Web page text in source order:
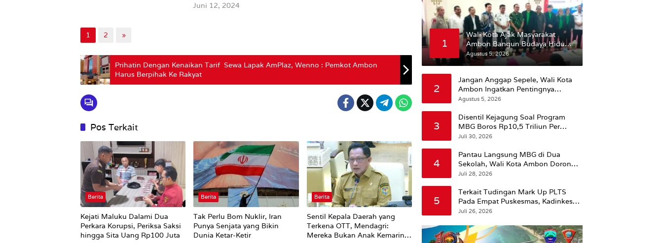
Juni 12, 2024
1 2 »
Prihatin Dengan Kenaikan Tarif Sewa Lapak AmPlaz, Wenno : Pemkot Ambon
Harus Berpihak Ke Rakyat
Pos Terkait
Berita
Kejati Maluku Dalami Dua
Perkara Korupsi, Periksa Saksi
hingga Sita Uang Rp100 Juta
Berita
Tak Perlu Bom Nuklir, Iran
Punya Senjata yang Bikin
Dunia Ketar-Ketir
Berita
Sentil Kepala Daerah yang
Terkena OTT, Mendagri:
Mereka Bukan Anak Kemarin
1
Wali Kota Ajak Masyarakat
Ambon Bangun Budaya Hidup
Sehat
Agustus 5, 2026
2
Jangan Anggap Sepele, Wali Kota
Ambon Ingatkan Pentingnya
Perencanaan Kesehatan
Agustus 5, 2026
3
Disentil Kejagung Soal Program
MBG Boros Rp10,5 Triliun Per
Tahun, Kepala BGN Sudaryono Beri
Juli 30, 2026
4
Pantau Langsung MBG di Dua
Sekolah, Wali Kota Ambon Dorong
Pemerataan Hingga Wilayah
Juli 28, 2026
5
Terkait Tudingan Mark Up PLTS
Pada Empat Puskesmas, Kadinkes
Ambon Beri Klarifikasi.
Juli 26, 2026